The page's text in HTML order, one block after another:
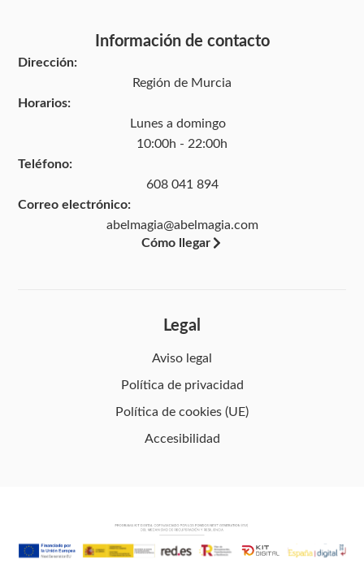
Información de contacto
Dirección:
Región de Murcia
Horarios:
Lunes a domingo
10:00h - 22:00h
Teléfono:
608 041 894
Correo electrónico:
abelmagia@abelmagia.com
Cómo llegar
Legal
Aviso legal
Política de privacidad
Política de cookies (UE)
Accesibilidad